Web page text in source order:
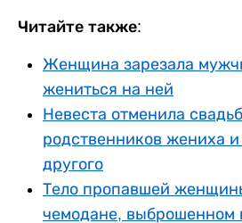
Читайте также:
Женщина зарезала
жениться на ней
Невеста отменила
родственников жениха
другого
Тело пропавшей
чемодане, выброшенном